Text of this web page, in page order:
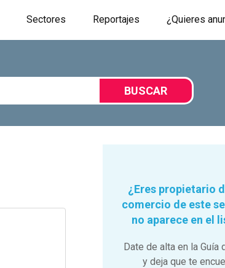
Sectores Reportajes ¿Quieres
BUSCAR
¿Eres propietario
comercio de este
no aparece en el
Date de alta en la Guía
y deja que te